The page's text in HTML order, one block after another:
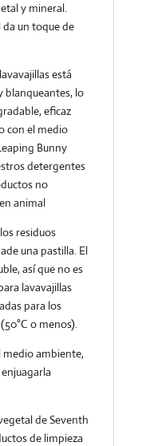
y mineral.
un toque de
está
blanqueantes, lo
eficaz
con el medio
Bunny
detergentes
no
animal
residuos
una pastilla. El
así que no es
lavavajillas
para los
o menos).
medio ambiente,
de Seventh
de limpieza